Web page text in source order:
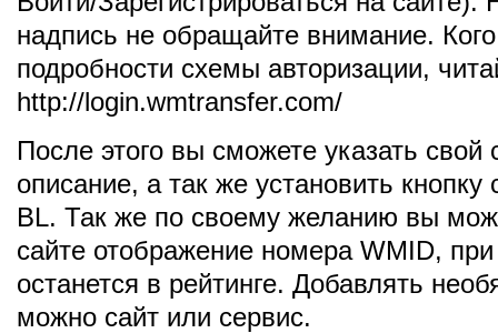
надпись не обращайте внимание.
подробности схемы авторизации,
http://login.wmtransfer.com/
После этого вы сможете указать свой
описание, а так же установить кнопку
BL. Так же по своему желанию вы
сайте отображение номера WMID,
останется в рейтинге. Добавлять
можно сайт или сервис.